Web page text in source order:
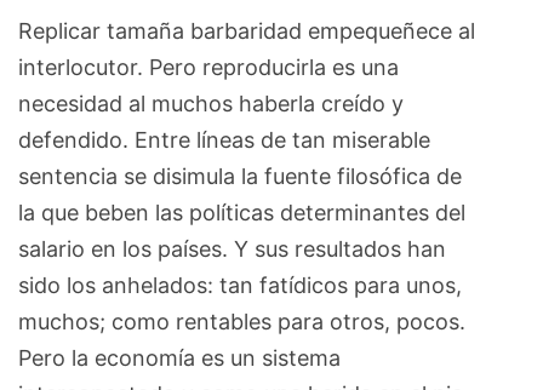
Replicar tamaña barbaridad empequeñece al
interlocutor. Pero reproducirla es una
necesidad al muchos haberla creído y
defendido. Entre líneas de tan miserable
sentencia se disimula la fuente filosófica de
la que beben las políticas determinantes del
salario en los países. Y sus resultados han
sido los anhelados: tan fatídicos para unos,
muchos; como rentables para otros, pocos.
Pero la economía es un sistema